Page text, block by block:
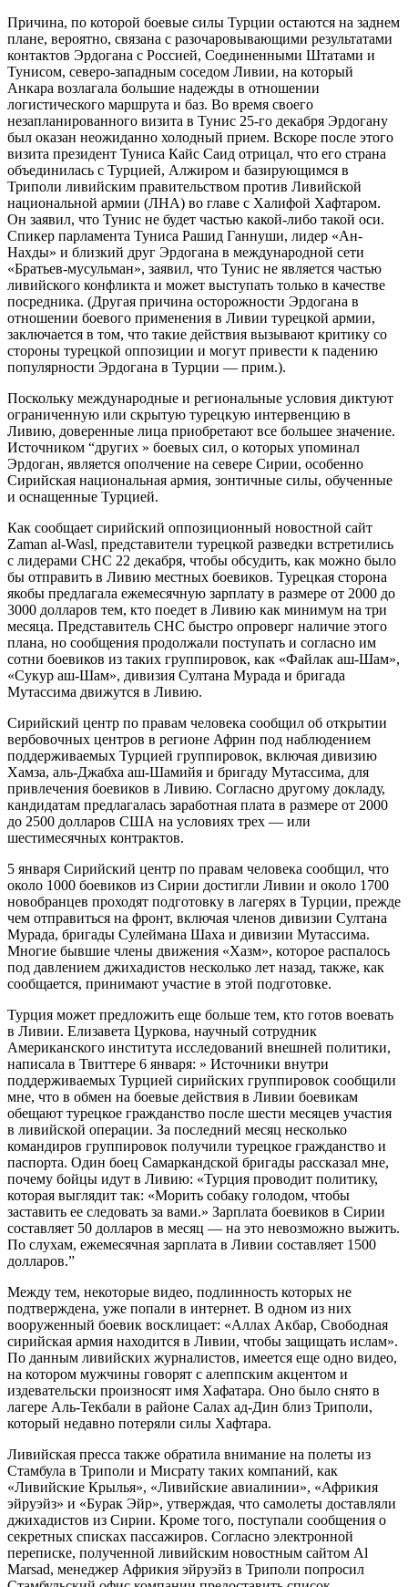
Причина, по которой боевые силы Турции остаются на заднем
плане, вероятно, связана с разочаровывающими результатами
контактов Эрдогана с Россией, Соединенными Штатами и
Тунисом, северо-западным соседом Ливии, на который
Анкара возлагала большие надежды в отношении
логистического маршрута и баз. Во время своего
незапланированного визита в Тунис 25-го декабря Эрдогану
был оказан неожиданно холодный прием. Вскоре после этого
визита президент Туниса Кайс Саид отрицал, что его страна
объединилась с Турцией, Алжиром и базирующимся в
Триполи ливийским правительством против Ливийской
национальной армии (ЛНА) во главе с Халифой Хафтаром.
Он заявил, что Тунис не будет частью какой-либо такой оси.
Спикер парламента Туниса Рашид Ганнуши, лидер «Ан-
Нахды» и близкий друг Эрдогана в международной сети
«Братьев-мусульман», заявил, что Тунис не является частью
ливийского конфликта и может выступать только в качестве
посредника. (Другая причина осторожности Эрдогана в
отношении боевого применения в Ливии турецкой армии,
заключается в том, что такие действия вызывают критику со
стороны турецкой оппозиции и могут привести к падению
популярности Эрдогана в Турции — прим.).
Поскольку международные и региональные условия диктуют
ограниченную или скрытую турецкую интервенцию в
Ливию, доверенные лица приобретают все большее значение.
Источником “других » боевых сил, о которых упоминал
Эрдоган, является ополчение на севере Сирии, особенно
Сирийская национальная армия, зонтичные силы, обученные
и оснащенные Турцией.
Как сообщает сирийский оппозиционный новостной сайт
Zaman al-Wasl, представители турецкой разведки встретились
с лидерами СНС 22 декабря, чтобы обсудить, как можно было
бы отправить в Ливию местных боевиков. Турецкая сторона
якобы предлагала ежемесячную зарплату в размере от 2000 до
3000 долларов тем, кто поедет в Ливию как минимум на три
месяца. Представитель СНС быстро опроверг наличие этого
плана, но сообщения продолжали поступать и согласно им
сотни боевиков из таких группировок, как «Файлак аш-Шам»,
«Сукур аш-Шам», дивизия Султана Мурада и бригада
Мутассима движутся в Ливию.
Сирийский центр по правам человека сообщил об открытии
вербовочных центров в регионе Африн под наблюдением
поддерживаемых Турцией группировок, включая дивизию
Хамза, аль-Джабха аш-Шамийя и бригаду Мутассима, для
привлечения боевиков в Ливию. Согласно другому докладу,
кандидатам предлагалась заработная плата в размере от 2000
до 2500 долларов США на условиях трех — или
шестимесячных контрактов.
5 января Сирийский центр по правам человека сообщил, что
около 1000 боевиков из Сирии достигли Ливии и около 1700
новобранцев проходят подготовку в лагерях в Турции, прежде
чем отправиться на фронт, включая членов дивизии Султана
Мурада, бригады Сулеймана Шаха и дивизии Мутассима.
Многие бывшие члены движения «Хазм», которое распалось
под давлением джихадистов несколько лет назад, также, как
сообщается, принимают участие в этой подготовке.
Турция может предложить еще больше тем, кто готов воевать
в Ливии. Елизавета Цуркова, научный сотрудник
Американского института исследований внешней политики,
написала в Твиттере 6 января: » Источники внутри
поддерживаемых Турцией сирийских группировок сообщили
мне, что в обмен на боевые действия в Ливии боевикам
обещают турецкое гражданство после шести месяцев участия
в ливийской операции. За последний месяц несколько
командиров группировок получили турецкое гражданство и
паспорта. Один боец Самаркандской бригады рассказал мне,
почему бойцы идут в Ливию: «Турция проводит политику,
которая выглядит так: «Морить собаку голодом, чтобы
заставить ее следовать за вами.» Зарплата боевиков в Сирии
составляет 50 долларов в месяц — на это невозможно выжить.
По слухам, ежемесячная зарплата в Ливии составляет 1500
долларов.”
Между тем, некоторые видео, подлинность которых не
подтверждена, уже попали в интернет. В одном из них
вооруженный боевик восклицает: «Аллах Акбар, Свободная
сирийская армия находится в Ливии, чтобы защищать ислам».
По данным ливийских журналистов, имеется еще одно видео,
на котором мужчины говорят с алеппским акцентом и
издевательски произносят имя Хафатара. Оно было снято в
лагере Аль-Текбали в районе Салах ад-Дин близ Триполи,
который недавно потеряли силы Хафтара.
Ливийская пресса также обратила внимание на полеты из
Стамбула в Триполи и Мисрату таких компаний, как
«Ливийские Крылья», «Ливийские авиалинии», «Африкия
эйруэйз» и «Бурак Эйр», утверждая, что самолеты доставляли
джихадистов из Сирии. Кроме того, поступали сообщения о
секретных списках пассажиров. Согласно электронной
переписке, полученной ливийским новостным сайтом Al
Marsad, менеджер Африкия эйруэйз в Триполи попросил